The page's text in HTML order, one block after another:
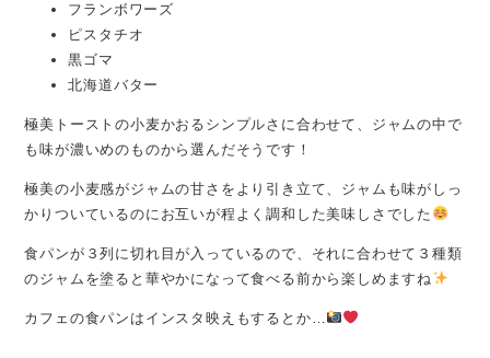
フランボワーズ
ピスタチオ
黒ゴマ
北海道バター
極美トーストの小麦かおるシンプルさに合わせて、ジャムの中で
も味が濃いめのものから選んだそうです！
極美の小麦感がジャムの甘さをより引き立て、ジャムも味がしっ
かりついているのにお互いが程よく調和した美味しさでした
食パンが３列に切れ目が入っているので、それに合わせて３種類
のジャムを塗ると華やかになって食べる前から楽しめますね
カフェの食パンはインスタ映えもするとか…